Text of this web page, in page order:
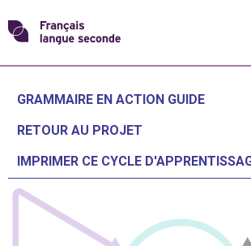
Skip
toTransformons
français
langue
GRAMMAIRE EN ACTION GUIDE
RETOUR AU PROJET
IMPRIMER CE CYCLE